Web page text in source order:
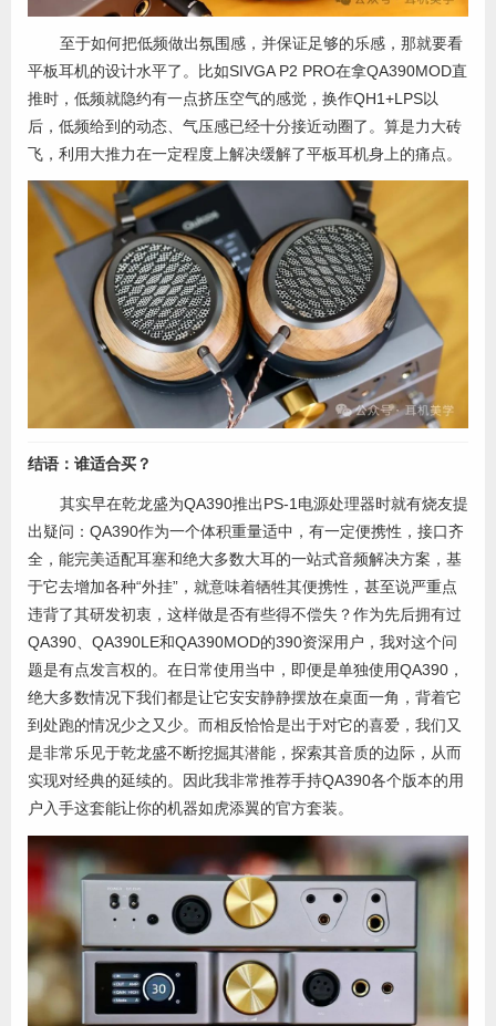
至于如何把低频做出氛围感，并保证足够的乐感，那就要看
平板耳机的设计水平了。比如SIVGA P2 PRO在拿QA390MOD直
推时，低频就隐约有一点挤压空气的感觉，换作QH1+LPS以
后，低频给到的动态、气压感已经十分接近动圈了。算是力大砖
飞，利用大推力在一定程度上解决缓解了平板耳机身上的痛点。
结语：谁适合买？
其实早在乾龙盛为QA390推出PS-1电源处理器时就有烧友提
出疑问：QA390作为一个体积重量适中，有一定便携性，接口齐
全，能完美适配耳塞和绝大多数大耳的一站式音频解决方案，基
于它去增加各种“外挂”，就意味着牺牲其便携性，甚至说严重点
违背了其研发初衷，这样做是否有些得不偿失？作为先后拥有过
QA390、QA390LE和QA390MOD的390资深用户，我对这个问
题是有点发言权的。在日常使用当中，即便是单独使用QA390，
绝大多数情况下我们都是让它安安静静摆放在桌面一角，背着它
到处跑的情况少之又少。而相反恰恰是出于对它的喜爱，我们又
是非常乐见于乾龙盛不断挖掘其潜能，探索其音质的边际，从而
实现对经典的延续的。因此我非常推荐手持QA390各个版本的用
户入手这套能让你的机器如虎添翼的官方套装。